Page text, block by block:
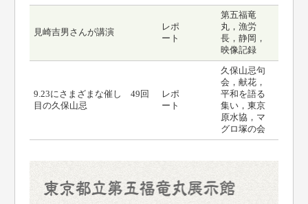
見崎吉男さんが講演
レポ
ート
第五福竜
丸，漁労
長，静岡，
映像記録
9.23にさまざまな催し 49回
目の久保山忌
レポ
ート
久保山忌句
会，献花，
平和を語る
集い，東京
原水協，マ
グロ塚の会